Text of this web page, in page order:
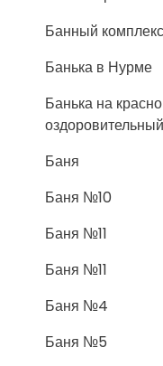
Банный
Банька в Нурме
Банька на
Баня
Баня №10
Баня №11
Баня №11
Баня №4
Баня №5